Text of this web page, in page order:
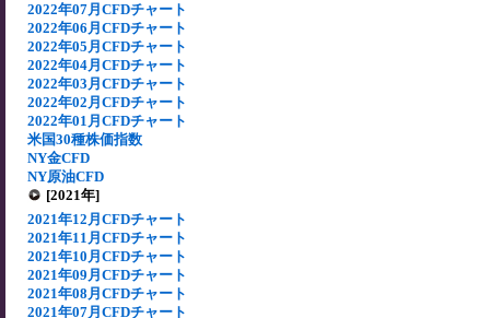
2022年07月CFDチャート
2022年06月CFDチャート
2022年05月CFDチャート
2022年04月CFDチャート
2022年03月CFDチャート
2022年02月CFDチャート
2022年01月CFDチャート
米国30種株価指数
NY金CFD
NY原油CFD
[2021年]
2021年12月CFDチャート
2021年11月CFDチャート
2021年10月CFDチャート
2021年09月CFDチャート
2021年08月CFDチャート
2021年07月CFDチャート